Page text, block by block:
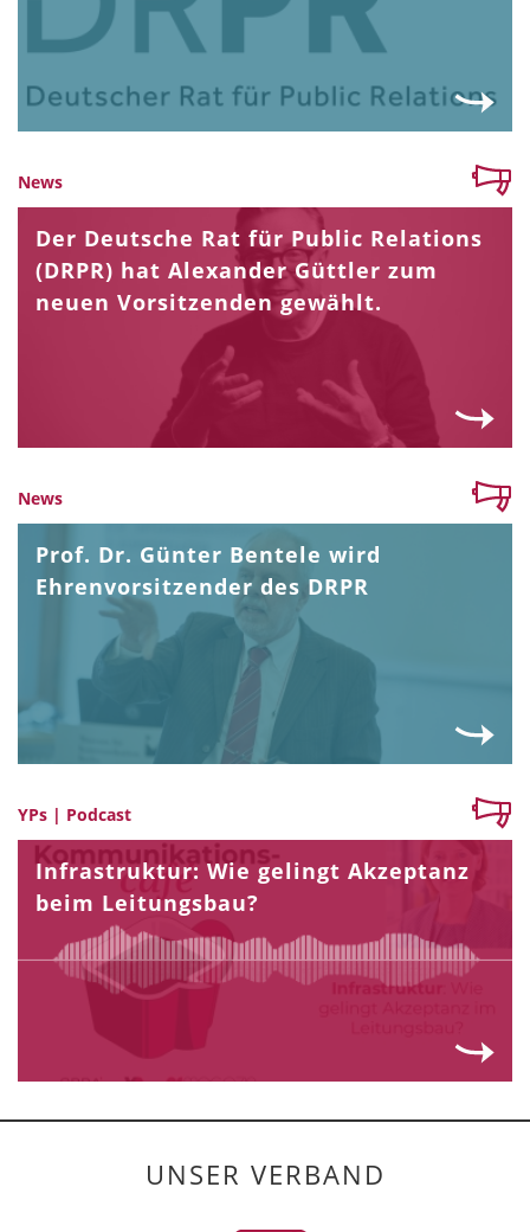
News
Der Deutsche Rat für Public Relations
(DRPR) hat Alexander Güttler zum
neuen Vorsitzenden gewählt.
News
Prof. Dr. Günter Bentele wird
Ehrenvorsitzender des DRPR
YPs | Podcast
Infrastruktur: Wie gelingt Akzeptanz
beim Leitungsbau?
UNSER VERBAND